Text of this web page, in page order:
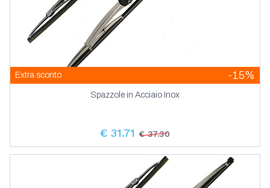
Extra sconto -15%
Spazzole in Acciaio Inox
€ 31.71 € 37.30